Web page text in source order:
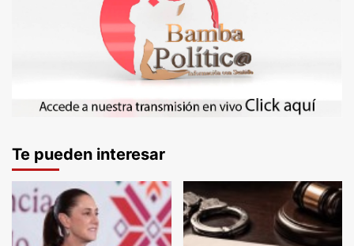
Te pueden interesar